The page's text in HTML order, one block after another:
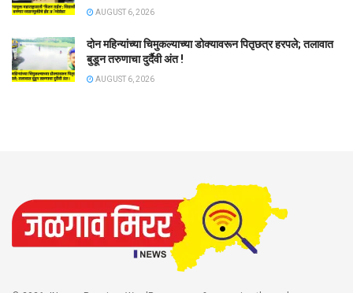
AUGUST 6, 2026
दोन महिन्यांच्या चिमुकल्याच्या डोक्यावरून पितृछत्र हरपले; तलावात
बुडून तरुणाचा दुर्दैवी अंत !
AUGUST 6, 2026